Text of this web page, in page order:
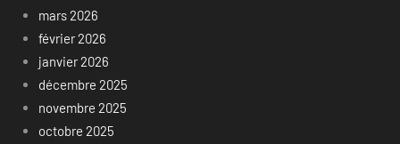
mars 2026
février 2026
janvier 2026
décembre 2025
novembre 2025
octobre 2025